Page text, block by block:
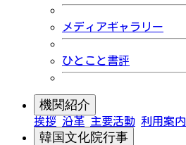
メディアギャラリー
ひとこと書評
機関紹介
挨拶 沿革 主要活動 利用案内
韓国文化院行事